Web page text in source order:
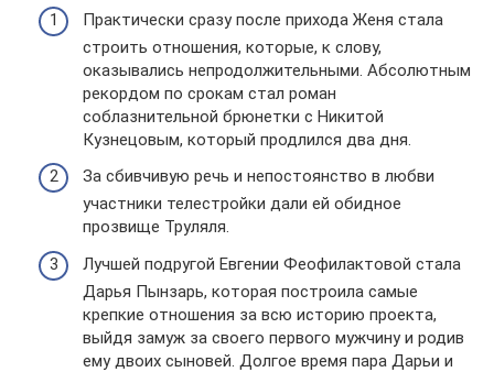
Практически сразу после прихода Женя стала
строить отношения, которые, к слову,
оказывались непродолжительными. Абсолютным
рекордом по срокам стал роман
соблазнительной брюнетки с Никитой
Кузнецовым, который продлился два дня.
За сбивчивую речь и непостоянство в любви
участники телестройки дали ей обидное
прозвище Труляля.
Лучшей подругой Евгении Феофилактовой стала
Дарья Пынзарь, которая построила самые
крепкие отношения за всю историю проекта,
выйдя замуж за своего первого мужчину и родив
ему двоих сыновей. Долгое время пара Дарьи и